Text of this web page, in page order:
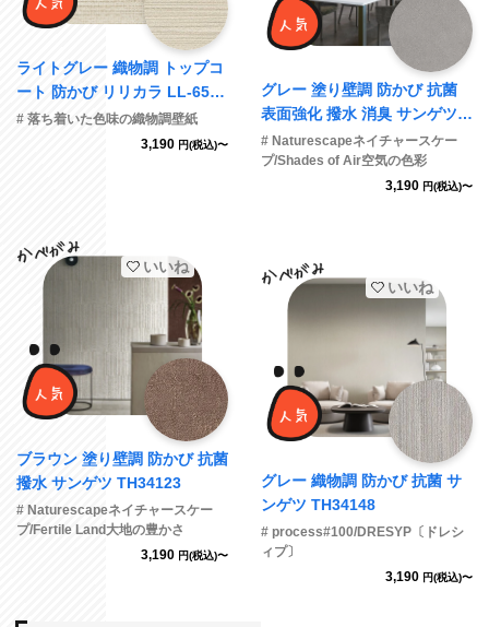
ライトグレー 織物調 トップコ
ート 防かび リリカラ LL-6521
旧品番LL-7781
# 落ち着いた色味の織物調壁紙
3,190 円(税込)〜
グレー 塗り壁調 防かび 抗菌
表面強化 撥水 消臭 サンゲツ T
H34083
# Naturescapeネイチャースケー
プ/Shades of Air空気の色彩
3,190 円(税込)〜
いいね
ブラウン 塗り壁調 防かび 抗菌
撥水 サンゲツ TH34123
# Naturescapeネイチャースケー
プ/Fertile Land大地の豊かさ
3,190 円(税込)〜
いいね
グレー 織物調 防かび 抗菌 サ
ンゲツ TH34148
# process#100/DRESYP〔ドレシ
ィプ〕
3,190 円(税込)〜